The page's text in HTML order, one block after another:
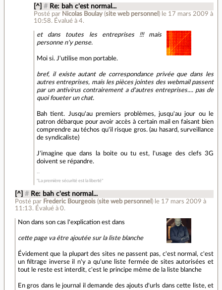
[^] # Re: bah c'est normal...
Posté par Nicolas Boulay (site web personnel ) le 17 mars 2009 à
10:58. Évalué à4.
et dans toutes les entreprises !!! mais
personne n'y pense.
Moi si. J'utilise mon portable.
bref, il existe autant de correspondance privée que dans les
autres entreprises, mais les pièces jointes des webmail passent
par un antivirus contrairement a d'autres entreprises.... pas de
quoi foueter un chat.
Bah tient. Jusqu'au premiers problèmes, jusqu'au jour ou le
patron débarque pour avoir accès à certain mail en faisant bien
comprendre au téchos qu'il risque gros. (au hasard, surveillance
de syndicaliste)
J'imagine que dans la boite ou tu est, l'usage des clefs 3G
doivent se répandre.
"La première sécurité est la liberté"
[^] # Re: bah c'est normal...
Posté par Frederic Bourgeois(site web personnel ) le 17 mars 2009 à
11:13. Évalué à 0.
Non dans son cas l'explication est dans
cette page va être ajoutée sur la liste blanche
Évidement que la plupart des sites ne passent pas, c'est normal, c'est
un filtrage inverse il n'y a qu'une liste fermée de sites autorisées et
tout le reste est interdit, c'est le principe même de la liste blanche
En gros dans le journal il demande des ajouts d'urls dans cette liste, et